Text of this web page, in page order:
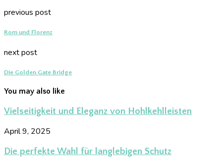
previous post
Rom und Florenz
next post
Die Golden Gate Bridge
You may also like
Vielseitigkeit und Eleganz von Hohlkehlleisten
April 9, 2025
Die perfekte Wahl für langlebigen Schutz